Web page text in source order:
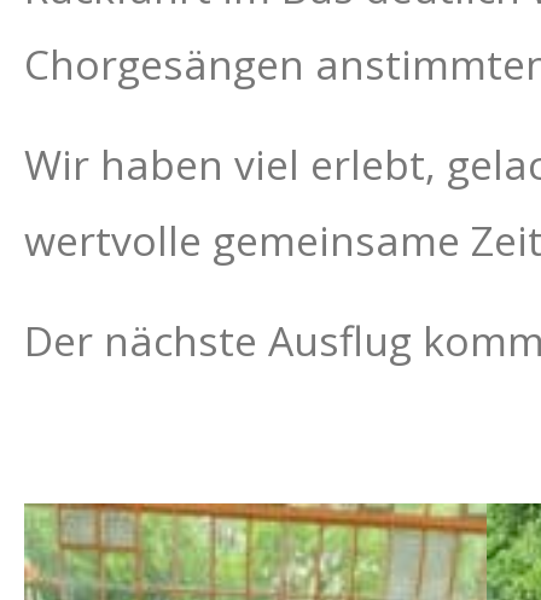
Chorgesängen
Wir haben viel erlebt,
wertvolle gemeinsame
Der nächste Ausflug